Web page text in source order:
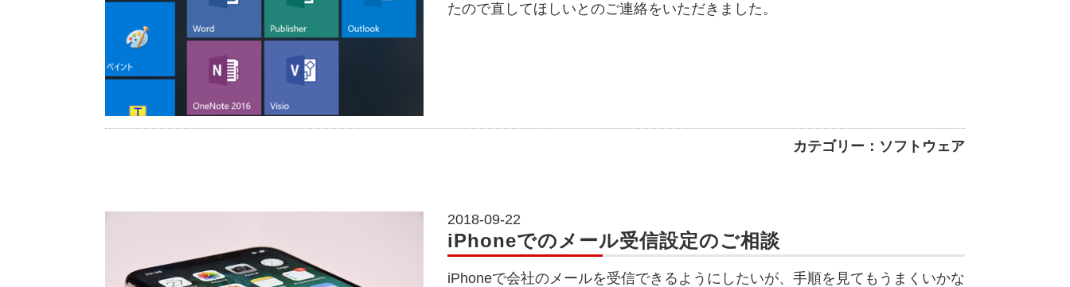
たので直してほしいとのご連絡をいただきました。
カテゴリー：ソフトウェア
2018-09-22
iPhoneでのメール受信設定のご相談
iPhoneで会社のメールを受信できるようにしたいが、手順を見てもうまくいかな